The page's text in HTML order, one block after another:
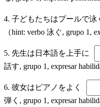
4. 子どもたちはプールで泳
（hint: verbo 泳ぐ, grupo 1,
5. 先生は日本語を上手に
話す, grupo 1, expresar
6. 彼女はピアノをよく
弾く, grupo 1, expresar